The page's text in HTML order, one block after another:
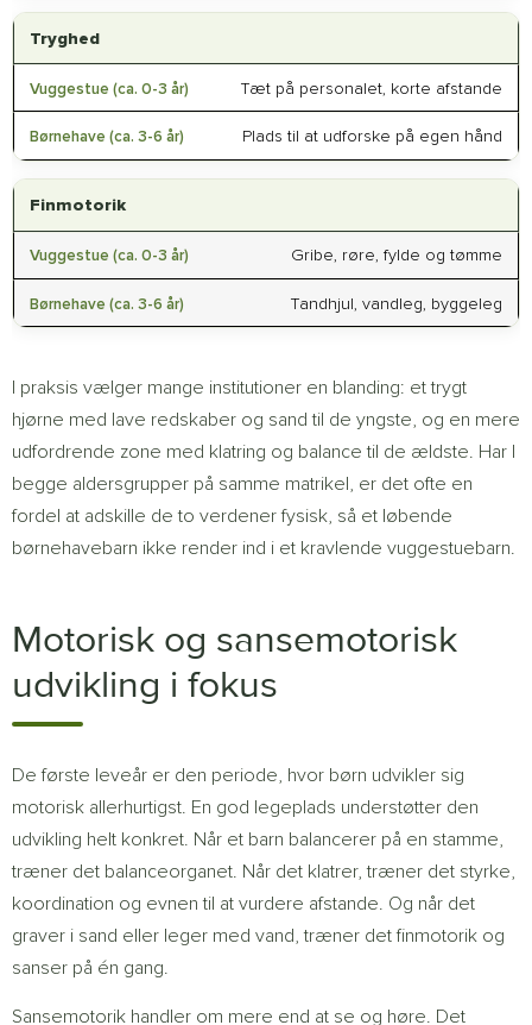
Tryghed
Tæt på personalet, korte afstande
Plads til at udforske på egen hånd
Finmotorik
Gribe, røre, fylde og tømme
Tandhjul, vandleg, byggeleg
I praksis vælger mange institutioner en blanding: et trygt
hjørne med lave redskaber og sand til de yngste, og en mere
udfordrende zone med klatring og balance til de ældste. Har I
begge aldersgrupper på samme matrikel, er det ofte en
fordel at adskille de to verdener fysisk, så et løbende
børnehavebarn ikke render ind i et kravlende vuggestuebarn.
Motorisk og sansemotorisk
udvikling i fokus
De første leveår er den periode, hvor børn udvikler sig
motorisk allerhurtigst. En god legeplads understøtter den
udvikling helt konkret. Når et barn balancerer på en stamme,
træner det balanceorganet. Når det klatrer, træner det styrke,
koordination og evnen til at vurdere afstande. Og når det
graver i sand eller leger med vand, træner det finmotorik og
sanser på én gang.
Sansemotorik handler om mere end at se og høre. Det